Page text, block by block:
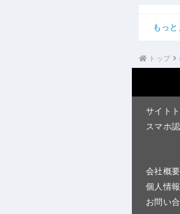
もっ
トップ
サイト
スマホ
会社概要
個人情
お問い